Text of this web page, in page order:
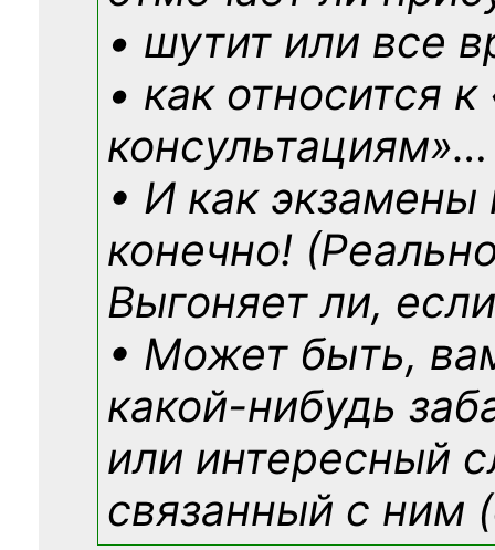
• шутит или все
• как относится
консультациям»…
• И как экзамены
конечно!
Выгоняет ли,
• Может быть,
какой-нибудь
или интересный
связанный с ним